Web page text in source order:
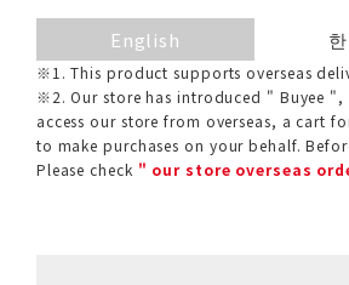
English
※1. This product supports overseas
※2. Our store has introduced " Buyee ",
access our store from overseas, a cart
to make purchases on your behalf.
Please check " our store overseas